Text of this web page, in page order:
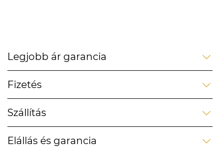
Legjobb ár garancia
Fizetés
Szállítás
Elállás és garancia